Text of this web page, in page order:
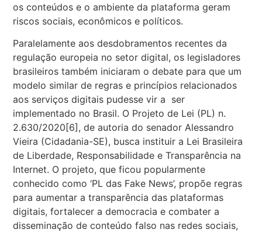
os conteúdos e o ambiente da plataforma geram
riscos sociais, econômicos e políticos.
Paralelamente aos desdobramentos recentes da
regulação europeia no setor digital, os legisladores
brasileiros também iniciaram o debate para que um
modelo similar de regras e princípios relacionados
aos serviços digitais pudesse vir a ser
implementado no Brasil. O Projeto de Lei (PL) n.
2.630/2020 [6] , de autoria do senador Alessandro
Vieira (Cidadania-SE), busca instituir a Lei Brasileira
de Liberdade, Responsabilidade e Transparência na
Internet. O projeto, que ficou popularmente
conhecido como ‘PL das Fake News’, propõe regras
para aumentar a transparência das plataformas
digitais, fortalecer a democracia e combater a
disseminação de conteúdo falso nas redes sociais,